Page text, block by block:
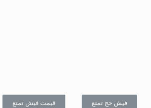
فیش حج تمتع قیمت فیش تمتع